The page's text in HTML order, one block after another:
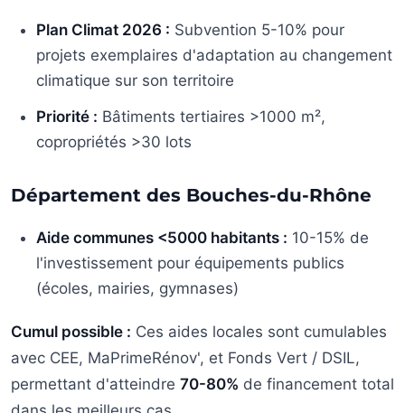
Plan Climat 2026 : Subvention 5-10% pour
projets exemplaires d'adaptation au changement
climatique sur son territoire
Priorité : Bâtiments tertiaires >1000 m²,
copropriétés >30 lots
Département des Bouches-du-Rhône
Aide communes <5000 habitants : 10-15% de
l'investissement pour équipements publics
(écoles, mairies, gymnases)
Cumul possible : Ces aides locales sont cumulables
avec CEE, MaPrimeRénov', et Fonds Vert / DSIL,
permettant d'atteindre 70-80% de financement total